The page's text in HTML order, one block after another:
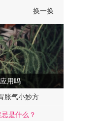
换一换
用吗
胀气小妙方
是什么？